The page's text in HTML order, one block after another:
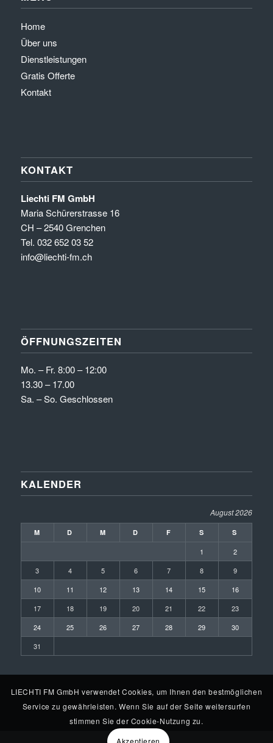
Home
Über uns
Dienstleistungen
Gratis Offerte
Kontakt
KONTAKT
Liechti FM GmbH
Maria Schürerstrasse 16
CH – 2540 Grenchen
Tel. 032 652 03 52
info@liechti-fm.ch
ÖFFNUNGSZEITEN
Mo. – Fr. 8:00 – 12:00
13.30 – 17.00
Sa. – So. Geschlossen
KALENDER
August 2026
M D M D F S S
1
2
3
4 5 6 7 8
9
10
11 12 13 14 15
16
17
18 19 20 21 22
23
24
25 26 27 28 29
30
31
LIECHTI FM GmbH verwendet Cookies, um Ihnen den bestmöglichen
Service zu gewährleisten. Wenn Sie auf der Seite weitersurfen
stimmen Sie der Cookie-Nutzung zu.